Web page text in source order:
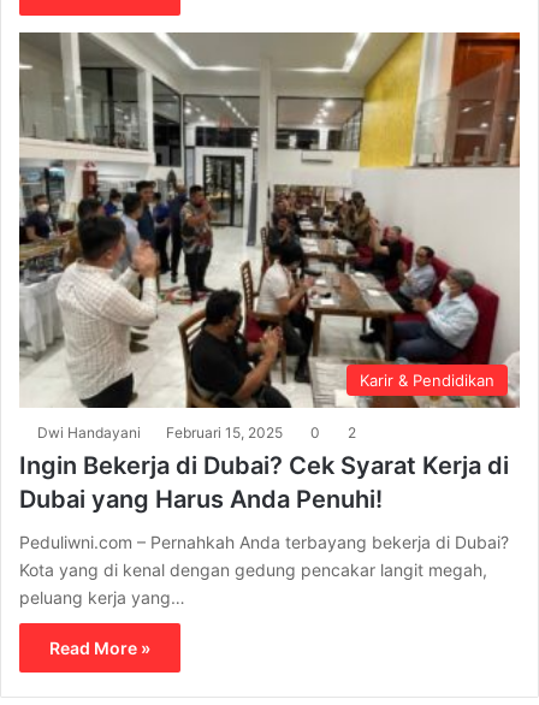
Karir & Pendidikan
Dwi Handayani Februari 15, 2025 0 2
Ingin Bekerja di Dubai? Cek Syarat Kerja di
Dubai yang Harus Anda Penuhi!
Peduliwni.com – Pernahkah Anda terbayang bekerja di Dubai?
Kota yang di kenal dengan gedung pencakar langit megah,
peluang kerja yang…
Read More »